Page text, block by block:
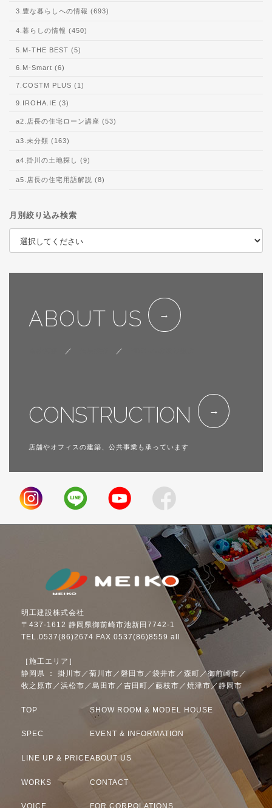
3.豊な暮らしへの情報 (693)
4.暮らしの情報 (450)
5.M-THE BEST (5)
6.M-Smart (6)
7.COSTM PLUS (1)
9.IROHA.IE (3)
a2.店長の住宅ローン講座 (53)
a3.未分類 (163)
a4.掛川の土地探し (9)
a5.店長の住宅用語解説 (8)
月別絞り込み検索
ABOUT US
／ ／
CONSTRUCTION
店舗やオフィスの建築、公共事業も承っています
明工建設株式会社
〒437-1612 静岡県御前崎市池新田7742-1
TEL.0537(86)2674 FAX.0537(86)8559 all
［施工エリア］
静岡県 ： 掛川市／菊川市／磐田市／袋井市／森町／御前崎市／
牧之原市／浜松市／島田市／吉田町／藤枝市／焼津市／静岡市
TOP
SPEC
LINE UP & PRICE
WORKS
SHOW ROOM & MODEL HOUSE
EVENT & INFORMATION
ABOUT US
CONTACT